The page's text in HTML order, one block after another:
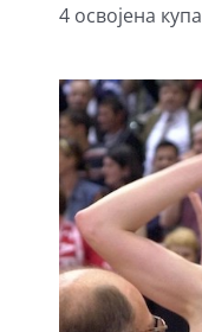
4 освојена купа